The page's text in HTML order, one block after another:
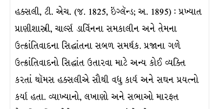
હક્સલી, ટી. એચ. (જ. 1825, ઇંગ્લૅન્ડ; અ. 1895) : પ્રખ્યાત
પ્રાણીશાસ્ત્રી, ચાર્લ્સ ડાર્વિનના સમકાલીન અને તેમના
ઉત્ક્રાંતિવાદના સિદ્ધાંતના સબળ સમર્થક. પ્રજાના ગળે
ઉત્ક્રાંતિવાદનો સિદ્ધાંત ઉતારવા માટે અન્ય કોઈ વ્યક્તિ
કરતાં થૉમસ હક્સલીએ સૌથી વધુ કાર્ય અને સઘન પ્રયત્નો
કર્યા હતા. વ્યાખ્યાનો, લખાણો અને સભાઓ મારફત